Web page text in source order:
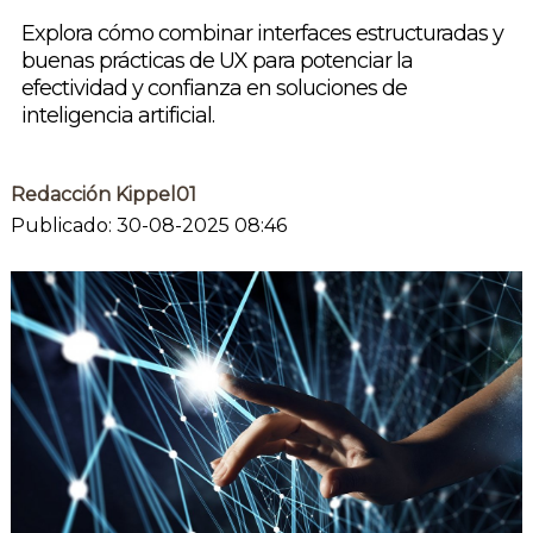
Explora cómo combinar interfaces estructuradas y
buenas prácticas de UX para potenciar la
efectividad y confianza en soluciones de
inteligencia artificial.
Redacción Kippel01
Publicado: 30-08-2025 08:46